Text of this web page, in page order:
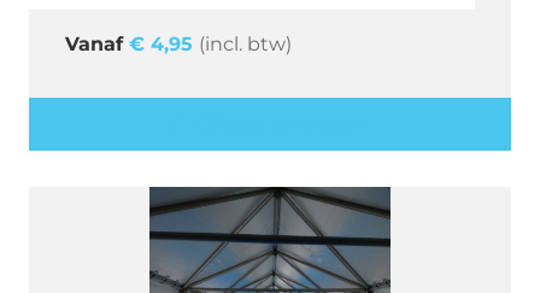
€ 4,95 (incl. btw)